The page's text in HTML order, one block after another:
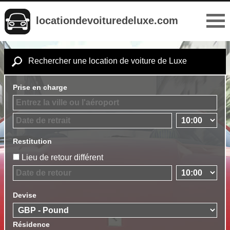
locationdevoituredeluxe.com
Rechercher une location de voiture de Luxe
Prise en charge
Restitution
Lieu de retour différent
Devise
Résidence